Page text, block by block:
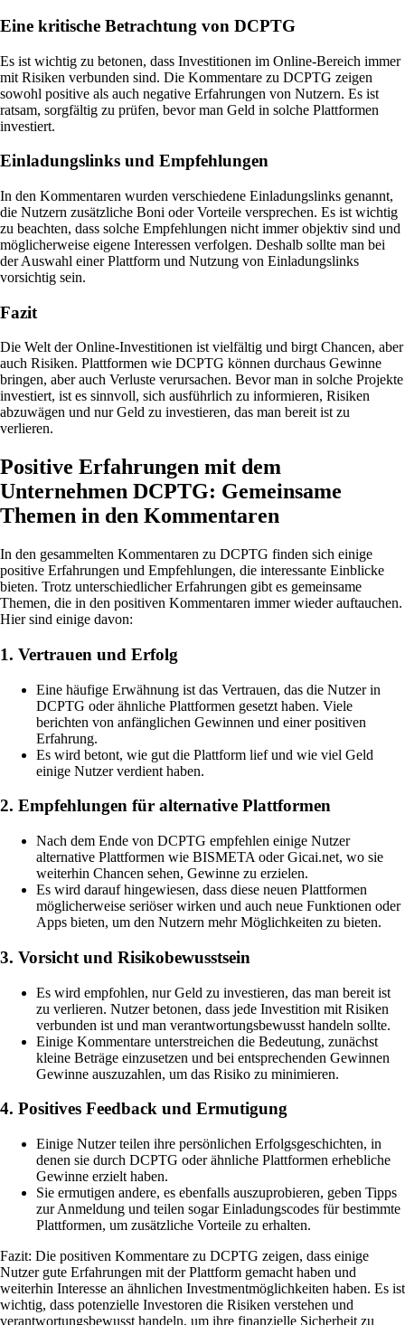
Eine kritische Betrachtung von DCPTG
Es ist wichtig zu betonen, dass Investitionen im Online-Bereich immer
mit Risiken verbunden sind. Die Kommentare zu DCPTG zeigen
sowohl positive als auch negative Erfahrungen von Nutzern. Es ist
ratsam, sorgfältig zu prüfen, bevor man Geld in solche Plattformen
investiert.
Einladungslinks und Empfehlungen
In den Kommentaren wurden verschiedene Einladungslinks genannt,
die Nutzern zusätzliche Boni oder Vorteile versprechen. Es ist wichtig
zu beachten, dass solche Empfehlungen nicht immer objektiv sind und
möglicherweise eigene Interessen verfolgen. Deshalb sollte man bei
der Auswahl einer Plattform und Nutzung von Einladungslinks
vorsichtig sein.
Fazit
Die Welt der Online-Investitionen ist vielfältig und birgt Chancen, aber
auch Risiken. Plattformen wie DCPTG können durchaus Gewinne
bringen, aber auch Verluste verursachen. Bevor man in solche Projekte
investiert, ist es sinnvoll, sich ausführlich zu informieren, Risiken
abzuwägen und nur Geld zu investieren, das man bereit ist zu
verlieren.
Positive Erfahrungen mit dem
Unternehmen DCPTG: Gemeinsame
Themen in den Kommentaren
In den gesammelten Kommentaren zu DCPTG finden sich einige
positive Erfahrungen und Empfehlungen, die interessante Einblicke
bieten. Trotz unterschiedlicher Erfahrungen gibt es gemeinsame
Themen, die in den positiven Kommentaren immer wieder auftauchen.
Hier sind einige davon:
1. Vertrauen und Erfolg
Eine häufige Erwähnung ist das Vertrauen, das die Nutzer in
DCPTG oder ähnliche Plattformen gesetzt haben. Viele
berichten von anfänglichen Gewinnen und einer positiven
Erfahrung.
Es wird betont, wie gut die Plattform lief und wie viel Geld
einige Nutzer verdient haben.
2. Empfehlungen für alternative Plattformen
Nach dem Ende von DCPTG empfehlen einige Nutzer
alternative Plattformen wie BISMETA oder Gicai.net, wo sie
weiterhin Chancen sehen, Gewinne zu erzielen.
Es wird darauf hingewiesen, dass diese neuen Plattformen
möglicherweise seriöser wirken und auch neue Funktionen oder
Apps bieten, um den Nutzern mehr Möglichkeiten zu bieten.
3. Vorsicht und Risikobewusstsein
Es wird empfohlen, nur Geld zu investieren, das man bereit ist
zu verlieren. Nutzer betonen, dass jede Investition mit Risiken
verbunden ist und man verantwortungsbewusst handeln sollte.
Einige Kommentare unterstreichen die Bedeutung, zunächst
kleine Beträge einzusetzen und bei entsprechenden Gewinnen
Gewinne auszuzahlen, um das Risiko zu minimieren.
4. Positives Feedback und Ermutigung
Einige Nutzer teilen ihre persönlichen Erfolgsgeschichten, in
denen sie durch DCPTG oder ähnliche Plattformen erhebliche
Gewinne erzielt haben.
Sie ermutigen andere, es ebenfalls auszuprobieren, geben Tipps
zur Anmeldung und teilen sogar Einladungscodes für bestimmte
Plattformen, um zusätzliche Vorteile zu erhalten.
Fazit: Die positiven Kommentare zu DCPTG zeigen, dass einige
Nutzer gute Erfahrungen mit der Plattform gemacht haben und
weiterhin Interesse an ähnlichen Investmentmöglichkeiten haben. Es ist
wichtig, dass potenzielle Investoren die Risiken verstehen und
verantwortungsbewusst handeln, um ihre finanzielle Sicherheit zu